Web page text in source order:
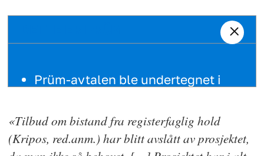
Prüm-avtalen ble undertegnet i
syv EU-landene Tyskland, Belgia,
Nederland, Luxembourg,
«Tilbud om bistand fra registerfaglig hold
(Kripos, red.anm.) har blitt avslått av prosjektet,